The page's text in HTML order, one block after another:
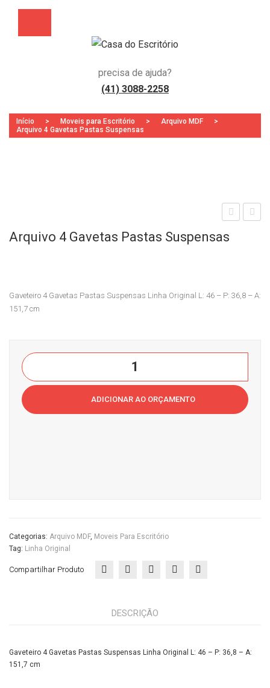
precisa de ajuda?
(41) 3088-2258
Início > Moveis para Escritório > Arquivo MDF
>
Arquivo 4 Gavetas Pastas Suspensas
balh
Esc
io
M
Esc
ritór
Arquivo 4 Gavetas Pastas Suspensas
Gaveteiro 4 Gavetas Pastas Suspensas Linha Original L: 46 – P: 36,8 – A:
151,7 cm
Arquivo
4
Gavetas
Pastas
ADICIONAR AO ORÇAMENTO
Categorias: Arquivo MDF, Moveis Para Escritório
Tag: Linha Original
Compartilhar Produto
DESCRIÇÃO
Gaveteiro 4 Gavetas Pastas Suspensas Linha Original L: 46 – P: 36,8 – A:
151,7 cm